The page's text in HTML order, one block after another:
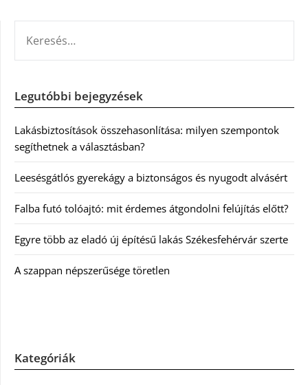
Legutóbbi bejegyzések
Lakásbiztosítások összehasonlítása: milyen szempontok
segíthetnek a választásban?
Leesésgátlós gyerekágy a biztonságos és nyugodt alvásért
Falba futó tolóajtó: mit érdemes átgondolni felújítás előtt?
Egyre több az eladó új építésű lakás Székesfehérvár szerte
A szappan népszerűsége töretlen
Kategóriák